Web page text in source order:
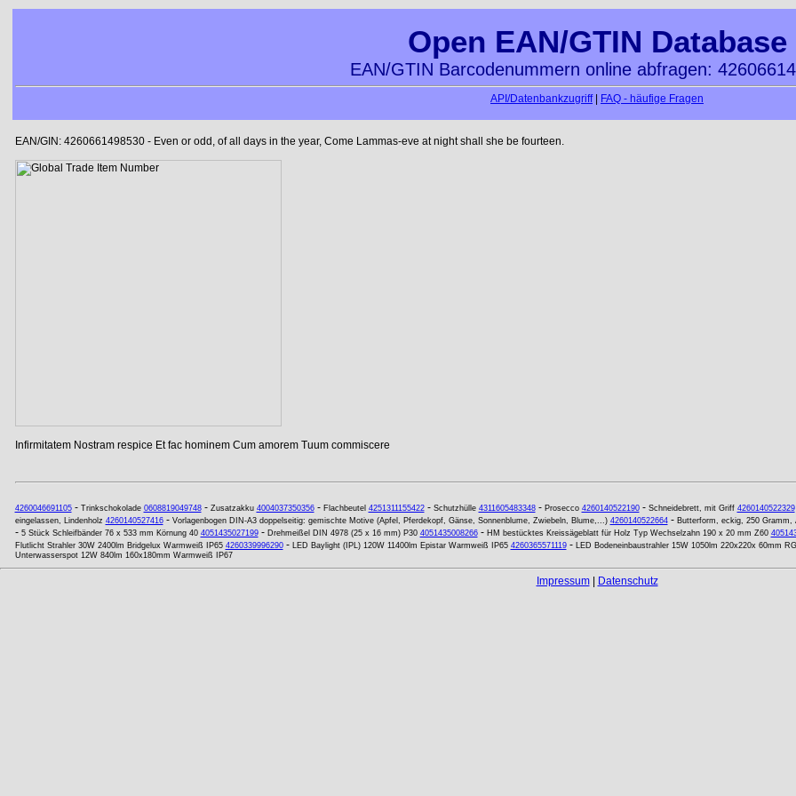
Open EAN/GTIN Database
EAN/GTIN Barcodenummern online abfragen:
API/Datenbankzugriff| FAQ - häufige Fragen
EAN/GIN: 4260661498530 - Even or odd, of all days in the year, Come Lammas-eve at night shall she be fourteen.
Infirmitatem Nostram respice Et fac hominem Cum amorem Tuum commiscere
4260046691105- Trinkschokolade 0608819049748- Zusatzakku 4004037350356- Flachbeutel 4251311155422- Schutzhülle 4311605483348- Prosecco 4260140522190- Schneidebrett, mit Griff 4260140522329
eingelassen, Lindenholz 4260140527416- Vorlagenbogen DIN-A3 doppelseitig: gemischte Motive (Apfel, Pferdekopf, Gänse, Sonnenblume, Zwiebeln, Blume,...) 4260140522664- Butterform, eckig, 250 Gramm,
- 5 Stück Schleifbänder 76 x 533 mm Körnung 40 4051435027199- Drehmeißel DIN 4978 (25 x 16 mm) P30 4051435008266- HM bestücktes Kreissägeblatt für Holz Typ Wechselzahn 190 x 20 mm Z60
Flutlicht Strahler 30W 2400lm Bridgelux Warmweiß IP65 4260339996290- LED Baylight (IPL) 120W 11400lm Epistar Warmweiß IP65 4260365571119- LED Bodeneinbaustrahler 15W 1050lm 220x220x 60mm
Unterwasserspot 12W 840lm 160x180mm Warmweiß IP67
Impressum| Datenschutz